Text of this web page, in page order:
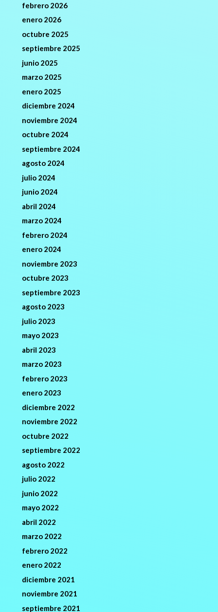
febrero 2026
enero 2026
octubre 2025
septiembre 2025
junio 2025
marzo 2025
enero 2025
diciembre 2024
noviembre 2024
octubre 2024
septiembre 2024
agosto 2024
julio 2024
junio 2024
abril 2024
marzo 2024
febrero 2024
enero 2024
noviembre 2023
octubre 2023
septiembre 2023
agosto 2023
julio 2023
mayo 2023
abril 2023
marzo 2023
febrero 2023
enero 2023
diciembre 2022
noviembre 2022
octubre 2022
septiembre 2022
agosto 2022
julio 2022
junio 2022
mayo 2022
abril 2022
marzo 2022
febrero 2022
enero 2022
diciembre 2021
noviembre 2021
septiembre 2021